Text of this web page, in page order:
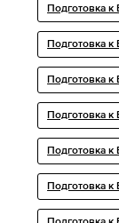
Подготовка
Подготовка к
Подготовка к
Подготовка к
Подготовка к
Подготовка к